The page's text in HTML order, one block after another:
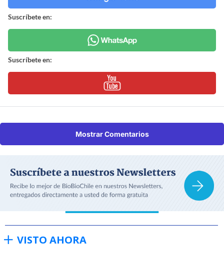
Suscríbete en:
Suscríbete en:
Mostrar Comentarios
VISTO AHORA